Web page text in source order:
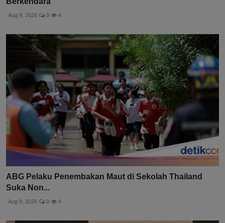
Aug 9, 2026 0 4
ABG Pelaku Penembakan Maut di Sekolah Thailand
Suka Non...
Aug 9, 2026 0 4